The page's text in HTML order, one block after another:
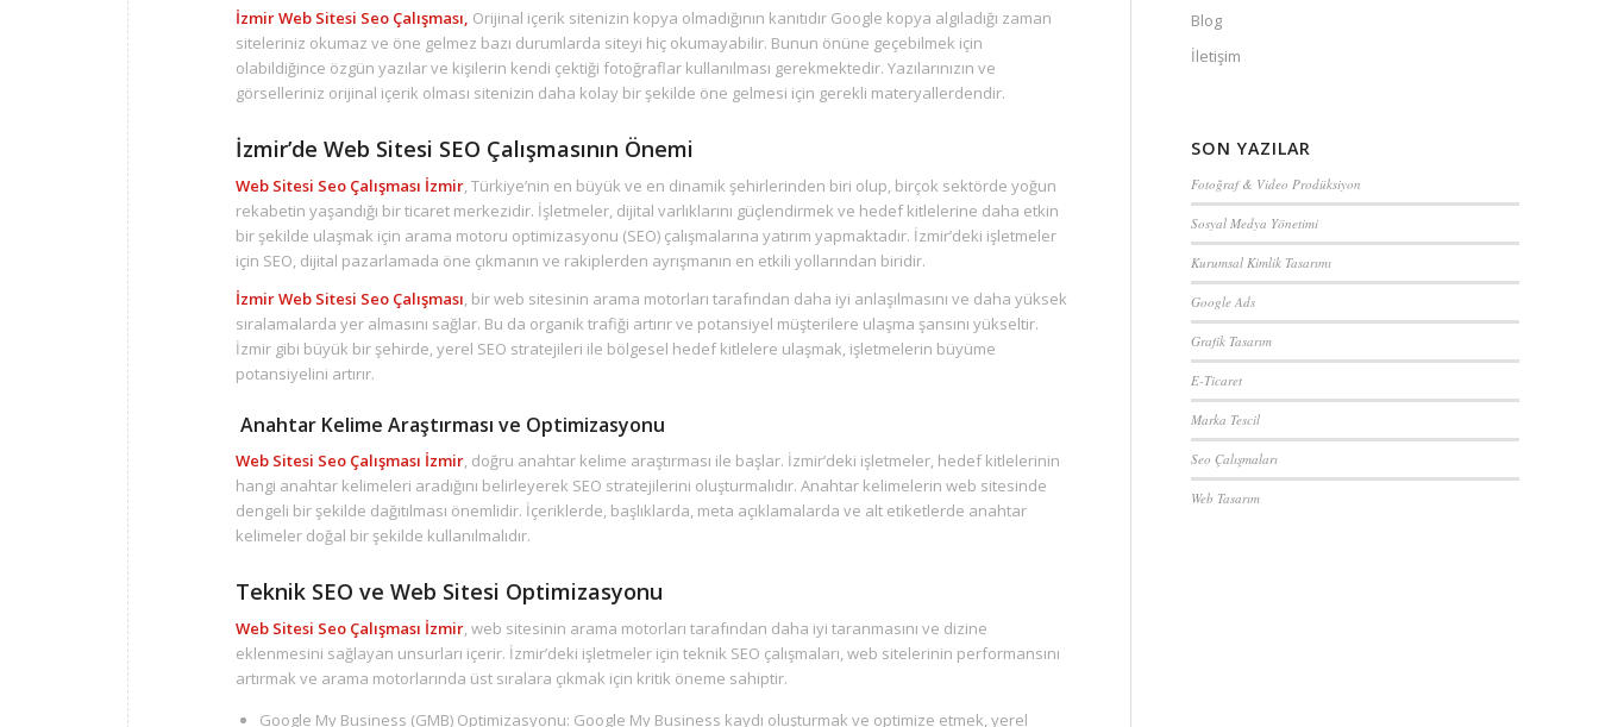
İzmirWeb Sitesi Seo Çalışması, Orijinal içerik sitenizin kopya olmadığının kanıtıdır Google kopya algıladığı zaman
siteleriniz okumaz ve öne gelmez bazı durumlarda siteyi hiç okumayabilir. Bunun önüne geçebilmek için
olabildiğince özgün yazılar ve kişilerin kendi çektiği fotoğraflar kullanılması gerekmektedir. Yazılarınızın ve
görselleriniz orijinal içerik olması sitenizin daha kolay bir şekilde öne gelmesi için gerekli materyallerdendir.
İzmir’de Web Sitesi SEO Çalışmasının Önemi
Web Sitesi Seo Çalışması İzmir, Türkiye’nin en büyük ve en dinamik şehirlerinden biri olup, birçok sektörde yoğun
rekabetin yaşandığı bir ticaret merkezidir. İşletmeler, dijital varlıklarını güçlendirmek ve hedef kitlelerine daha etkin
bir şekilde ulaşmak için arama motoru optimizasyonu (SEO) çalışmalarına yatırım yapmaktadır. İzmir’deki işletmeler
için SEO, dijital pazarlamada öne çıkmanın ve rakiplerden ayrışmanın en etkili yollarından biridir.
İzmirWeb Sitesi Seo Çalışması, bir web sitesinin arama motorları tarafından daha iyi anlaşılmasını ve daha yüksek
sıralamalarda yer almasını sağlar. Bu da organik trafiği artırır ve potansiyel müşterilere ulaşma şansını yükseltir.
İzmir gibi büyük bir şehirde, yerel SEO stratejileri ile bölgesel hedef kitlelere ulaşmak, işletmelerin büyüme
potansiyelini artırır.
Anahtar Kelime Araştırması ve Optimizasyonu
Web Sitesi Seo Çalışması İzmir, doğru anahtar kelime araştırması ile başlar. İzmir’deki işletmeler, hedef kitlelerinin
hangi anahtar kelimeleri aradığını belirleyerek SEO stratejilerini oluşturmalıdır. Anahtar kelimelerin web sitesinde
dengeli bir şekilde dağıtılması önemlidir. İçeriklerde, başlıklarda, meta açıklamalarda ve alt etiketlerde anahtar
kelimeler doğal bir şekilde kullanılmalıdır.
Teknik SEO ve Web Sitesi Optimizasyonu
Web Sitesi Seo Çalışması İzmir, web sitesinin arama motorları tarafından daha iyi taranmasını ve dizine
eklenmesini sağlayan unsurları içerir. İzmir’deki işletmeler için teknik SEO çalışmaları, web sitelerinin performansını
artırmak ve arama motorlarında üst sıralara çıkmak için kritik öneme sahiptir.
Google My Business (GMB) Optimizasyonu: Google My Business kaydı oluşturmak ve optimize etmek, yerel
Blog
İletişim
SON YAZILAR
Fotoğraf & Video Prodüksiyon
Sosyal Medya Yönetimi
Kurumsal Kimlik Tasarımı
Google Ads
Grafik Tasarım
E-Ticaret
Marka Tescil
Seo Çalışmaları
Web Tasarım